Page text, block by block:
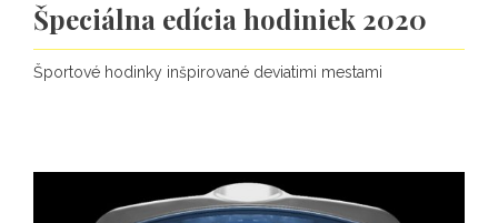
Špeciálna edícia hodiniek 2020
Športové hodinky inšpirované deviatimi mestami